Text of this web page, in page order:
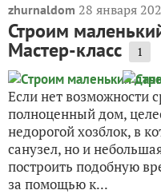
zhurnaldom 28 января
Строим
Мастер-класс 1
Если нет возможности
полноценный дом,
недорогой хозблок, в
санузел, но и
построить подобную
за помощью к...